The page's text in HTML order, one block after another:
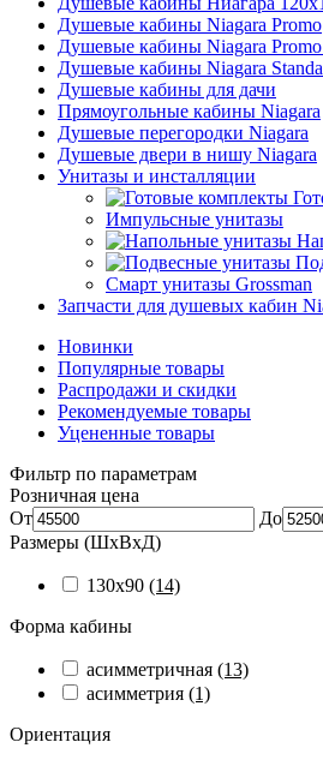
Душевые кабины Niagara Promo
Душевые кабины Niagara
Душевые кабины Niagara
Душевые кабины для дачи
Прямоугольные кабины Niagara
Душевые перегородки Niagara
Душевые двери в нишу Niagara
Унитазы и инсталляции
Импульсные унитазы
Смарт унитазы Grossman
Запчасти для душевых кабин
Новинки
Популярные товары
Распродажи и скидки
Рекомендуемые товары
Уцененные товары
Фильтр по параметрам
Розничная цена
От
До
Размеры (ШхВхД)
130x90 (14)
Форма кабины
асимметричная (13)
асимметрия (1)
Ориентация